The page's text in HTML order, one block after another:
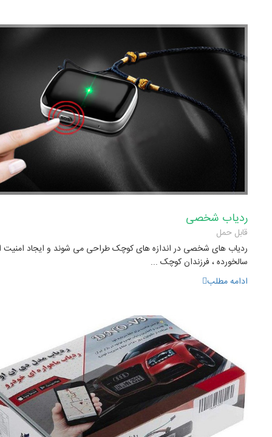
ردیاب شخصی
قابل حمل
ردیاب های شخصی در اندازه های کوچک طراحی می شوند و ایجاد امنیت
سالخورده ، فرزندان کوچک ...
ادامه مطلب